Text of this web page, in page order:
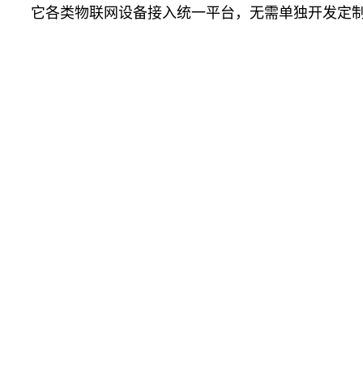
它各类物联网设备接入统一平台，无需单独开发定